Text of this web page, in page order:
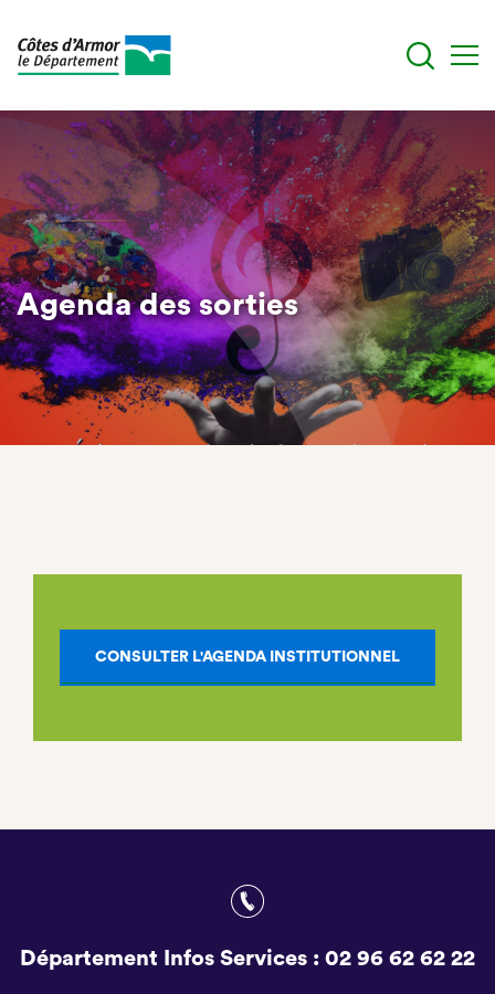
Aller
contenu
principal
Agenda des sorties
CONSULTER L'AGENDA INSTITUTIONNEL
Département Infos Services : 02 96 62 62 22